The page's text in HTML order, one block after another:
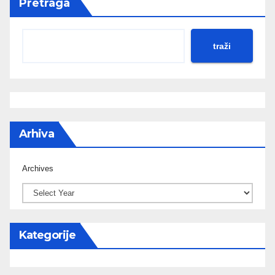
Pretraga
traži
Arhiva
Archives
Kategorije